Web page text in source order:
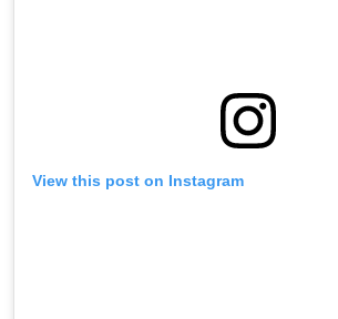
View this post on Instagram